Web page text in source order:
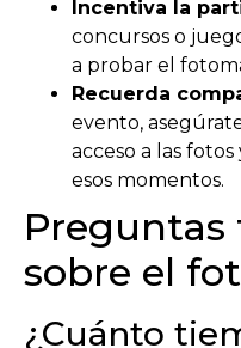
Incentiva la
concursos o
a probar el
Recuerda
evento,
acceso a las
esos momentos.
Preguntas
sobre el
¿Cuánto